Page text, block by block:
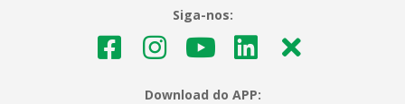
Siga-nos:
Download do APP: